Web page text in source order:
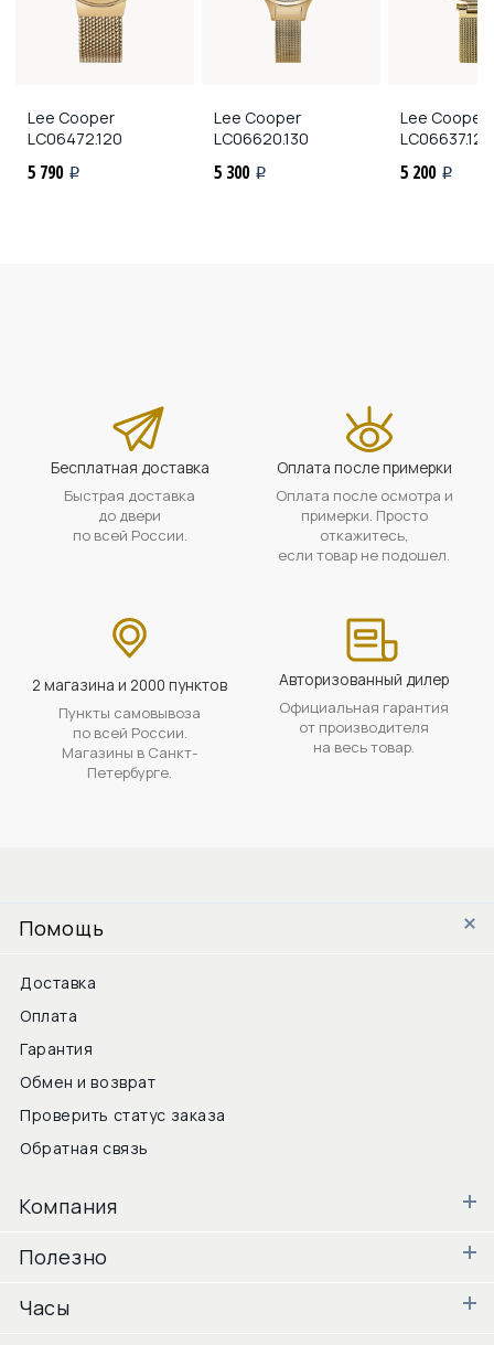
Lee Cooper
LC06472.120
5 790 i
Lee Cooper
LC06620.130
5 300 i
Lee Cooper
LC06637.120
5 200 i
Бесплатная доставка
Быстрая доставка
до двери
по всей России.
Оплата после примерки
Оплата после осмотра и
примерки. Просто
откажитесь,
если товар не подошел.
2 магазина и 2000 пунктов
Пункты самовывоза
по всей России.
Магазины в Санкт-
Петербурге.
Авторизованный дилер
Официальная гарантия
от производителя
на весь товар.
Помощь
Доставка
Оплата
Гарантия
Обмен и возврат
Проверить статус заказа
Обратная связь
Компания
Полезно
Часы